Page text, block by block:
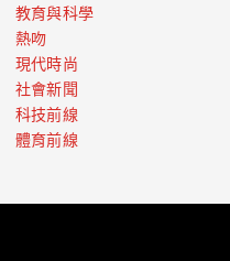
教育與科學
熱吻
現代時尚
社會新聞
科技前線
體育前線